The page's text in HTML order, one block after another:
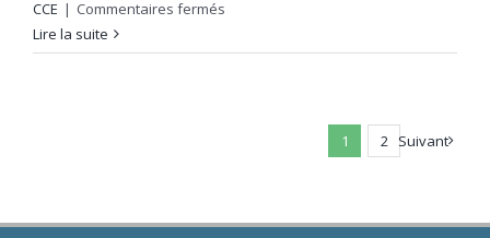
CCE | Commentaires fermés
à
Lire la suite
1 2 Suivant